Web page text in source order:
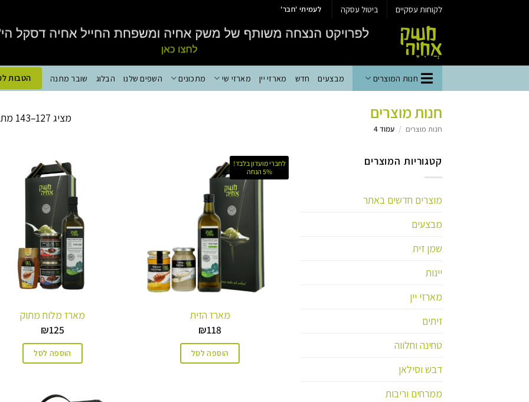
לקוחות עסקיים ביטול עסקה לעמיתי 'חבר'
חנות המוצרים מבצעים חדש מארזי יין מארזי שי מתכונים השפים שלנו הבלוג שובר מתנה הטבות
חנות מוצרים
חנות מוצרים / עמוד 4
מציג 127–143 מתוך 143 תוצאות
קטגוריות המוצרים
מוצרים חדשים באתר
מבצעים
שמן זית
יינות
מארזי יין
זיתים
טחינה וחלווה
דבש וסילאן
ממרחים וריבות
לחברי מועדון בלבד!
5% הנחה
מארז הזית
₪118
הוספה לסל
מארז מלוח מתוק
₪125
הוספה לסל